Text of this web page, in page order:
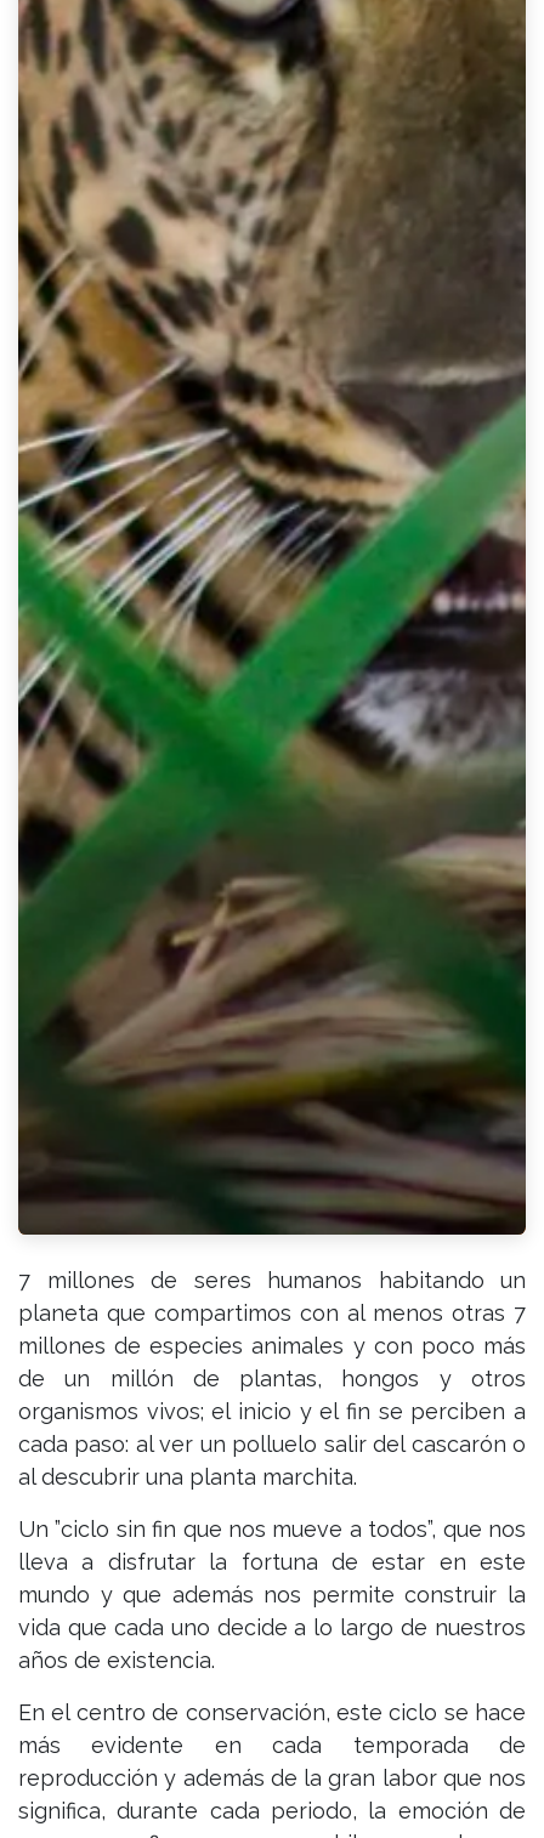
7 millones de seres humanos habitando un
planeta que compartimos con al menos otras 7
millones de especies animales y con poco más
de un millón de plantas, hongos y otros
organismos vivos; el inicio y el fin se perciben a
cada paso: al ver un polluelo salir del cascarón o
al descubrir una planta marchita.
Un ”ciclo sin fin que nos mueve a todos”, que nos
lleva a disfrutar la fortuna de estar en este
mundo y que además nos permite construir la
vida que cada uno decide a lo largo de nuestros
años de existencia.
En el centro de conservación, este ciclo se hace
más evidente en cada temporada de
reproducción y además de la gran labor que nos
significa, durante cada periodo, la emoción de